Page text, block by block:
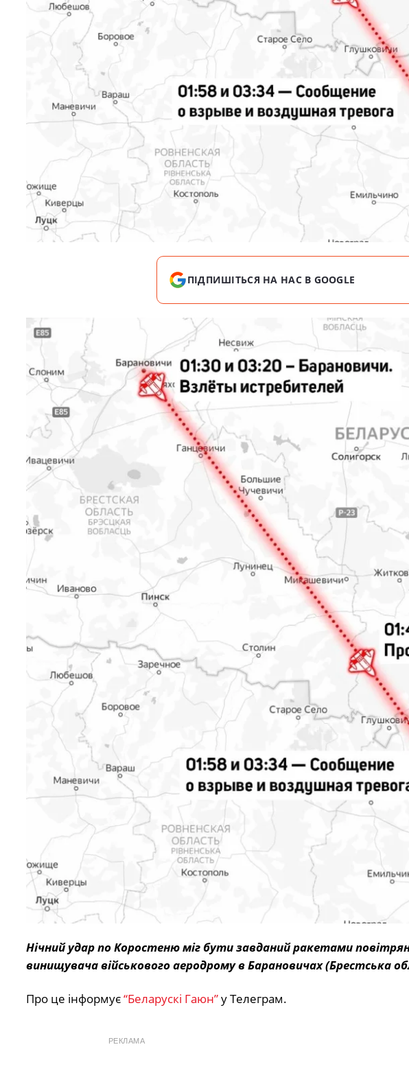
ПІДПИШІТЬСЯ НА НАС В GOOGLE
Нічний удар по Коростеню міг бути завданий ракетами
винищувача військового аеродрому в Барановичах (Брестська
Про це інформує“Беларускі Гаюн”у Телеграм.
РЕКЛАМА